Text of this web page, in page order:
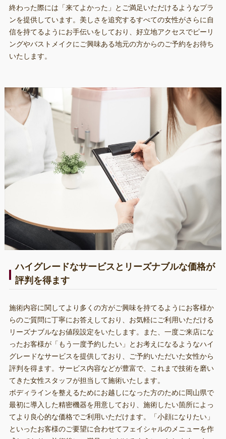
終わった際には「来てよかった」とご満足いただけるようなプラ
ンを提供しています。美しさを追究するすべての女性がさらに自
信を持てるようにお手伝いをしており、好立地アクセスでピーリ
ングやバストメイクにご興味ある地元の方からのご予約をお待ち
いたします。
ハイグレードなサービスとリーズナブルな価格が
評判を得ます
施術内容に関してより多くの方がご興味を持てるようにお客様か
らのご質問に丁寧にお答えしており、お気軽にご利用いただける
リーズナブルなお値段設定をいたします。また、一度ご来店にな
ったお客様が「もう一度予約したい」とお考えになるようなハイ
グレードなサービスを提供しており、ご予約いただいた女性から
評判を得ます。サービス内容などが豊富で、これまで技術を磨い
てきた女性スタッフが担当して施術いたします。
ボディラインを整えるためにお越しになった方のために岡山県で
最初に導入した精密機器を用意しており、施術したい箇所によっ
てより良心的な価格でご利用いただけます。「小顔になりたい」
といったお客様のご要望に合わせてフェイシャルのメニューを作